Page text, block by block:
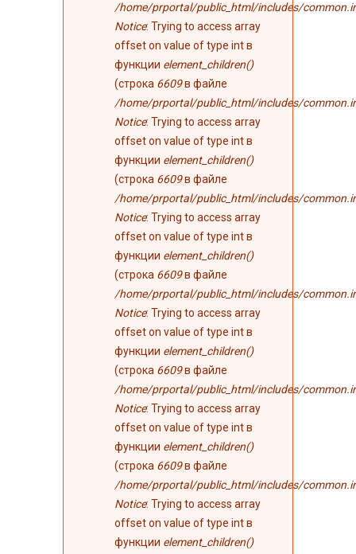
/home/prportal/public_html/includes/
Notice: Trying to access array
offset on value of type int в
функции element_children()
(строка 6609в файле
/home/prportal/public_html/includes/
Notice: Trying to access array
offset on value of type int в
функции element_children()
(строка 6609в файле
/home/prportal/public_html/includes/
Notice: Trying to access array
offset on value of type int в
функции element_children()
(строка 6609в файле
/home/prportal/public_html/includes/
Notice: Trying to access array
offset on value of type int в
функции element_children()
(строка 6609в файле
/home/prportal/public_html/includes/
Notice: Trying to access array
offset on value of type int в
функции element_children()
(строка 6609в файле
/home/prportal/public_html/includes/
Notice: Trying to access array
offset on value of type int в
функции element_children()